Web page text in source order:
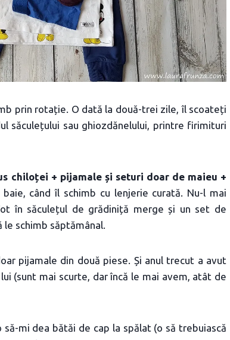
prin rotație. O dată la două-trei zile, îl scoateți
săculețului sau ghiozdănelului, printre firimituri
chiloței + pijamale și seturi doar de maieu +
când îl schimb cu lenjerie curată. Nu-l mai
în săculețul de grădiniță merge și un set de
le schimb săptămânal.
pijamale din două piese. Și anul trecut a avut
(sunt mai scurte, dar încă le mai avem, atât de
mi dea bătăi de cap la spălat (o să trebuiască